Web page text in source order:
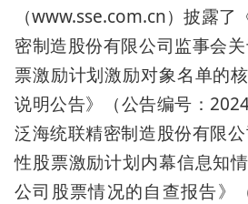
（www.sse.com.cn）披露了
密制造股份有限公司监事会
票激励计划激励对象名单的
说明公告》（公告编号：
泛海统联精密制造股份有限
性股票激励计划内幕信息知
公司股票情况的自查报告》